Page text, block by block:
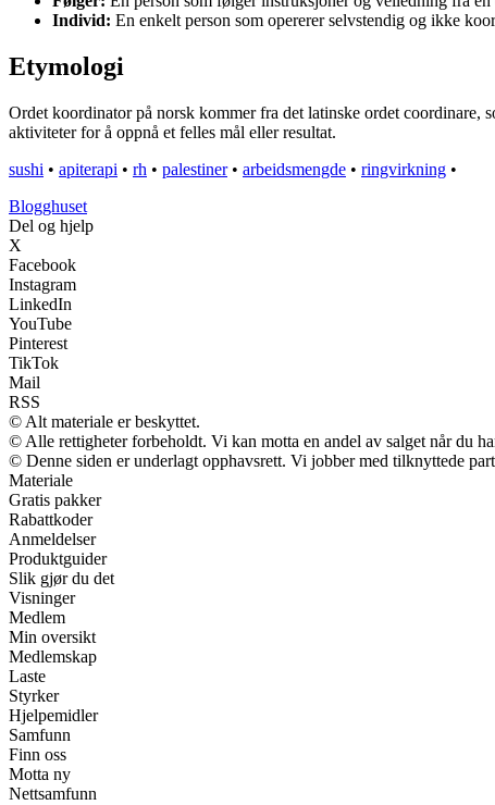
Individ: En enkelt person som opererer selvstendig og ikke
Etymologi
Ordet koordinator på norsk kommer fra det latinske ordet coordinare,
aktiviteter for å oppnå et felles mål eller resultat.
sushi • apiterapi • rh • palestiner• arbeidsmengde • ringvirkning •
Blogghuset
Del og hjelp
X
Facebook
Instagram
LinkedIn
YouTube
Pinterest
TikTok
Mail
RSS
© Alt materiale er beskyttet.
© Alle rettigheter forbeholdt. Vi kan motta en andel av salget når du
© Denne siden er underlagt opphavsrett. Vi jobber med tilknyttede
Materiale
Gratis pakker
Rabattkoder
Anmeldelser
Produktguider
Slik gjør du det
Visninger
Medlem
Min oversikt
Medlemskap
Laste
Styrker
Hjelpemidler
Samfunn
Finn oss
Motta ny
Nettsamfunn